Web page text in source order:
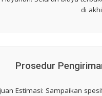
di
Prosedur
Estimasi: Sampaikan